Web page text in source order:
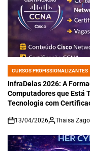
POSTED
IN
CURSOS PROFISSIONALIZANTES
InfraDelas 2026: A
Computadores que Está
Tecnologia com
on
13/04/2026 Thaisa